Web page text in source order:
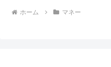
ホーム マネー